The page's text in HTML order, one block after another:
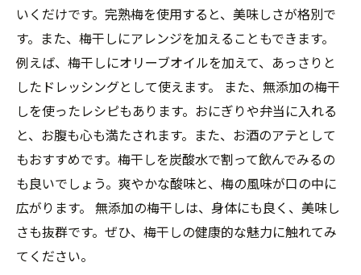
いくだけです。完熟梅を使用すると、美味しさが格別で
す。また、梅干しにアレンジを加えることもできます。
例えば、梅干しにオリーブオイルを加えて、あっさりと
したドレッシングとして使えます。 また、無添加の梅干
しを使ったレシピもあります。おにぎりや弁当に入れる
と、お腹も心も満たされます。また、お酒のアテとして
もおすすめです。梅干しを炭酸水で割って飲んでみるの
も良いでしょう。爽やかな酸味と、梅の風味が口の中に
広がります。 無添加の梅干しは、身体にも良く、美味し
さも抜群です。ぜひ、梅干しの健康的な魅力に触れてみ
てください。